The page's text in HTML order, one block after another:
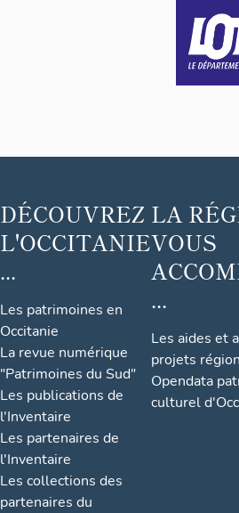
DÉCOUVREZ
L'OCCITANIE
...
Les patrimoines en
Occitanie
La revue numérique
"Patrimoines du Sud"
Les publications de
l'Inventaire
Les partenaires de
l'Inventaire
Les collections des
partenaires du
LA
VOUS
...
Les aides et
projets
Opendata
culturel